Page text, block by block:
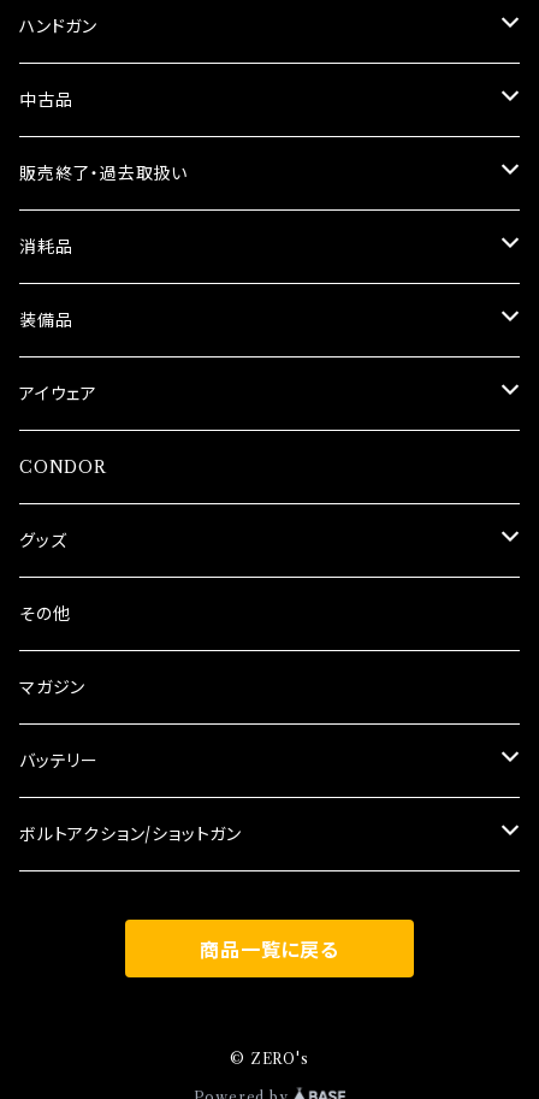
G&G
東京マルイ
C.A.T
Carbon8
BOLT
ICS
Double Eagle
マルゼン
DMT
KRYTAC
14歳以上・10歳以上
ハンドガン
Carbon8
東京マルイ
10歳以上用
タナカ
BATON
マルゼン
中古品
中古銃(長物)
中古銃(ハンドガン)
中古(マガジン)
中古その他
販売終了・過去取扱い
エアガン
マガジン
シート
消耗品
BB弾
SP
G&G
ガス
CO2
フロンガス
装備品
光学機器
イヤーマフ
キャップ
時計
MTM
KENTEX
グローブ
マスク・フェイスガード
マガジンポーチ
アイウェア
GATORZ
AIMVISION
CONDOR
グッズ
ワッペン
ステッカー
Tシャツ
その他
マガジン
バッテリー
東京マルイ
ボルトアクション/ショットガン
商品一覧に戻る
© ZERO's